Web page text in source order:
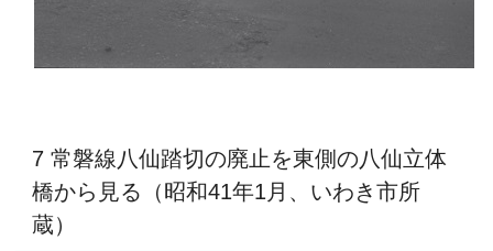
7 常磐線八仙踏切の廃止を東側の八仙立体
橋から見る（昭和41年1月、いわき市所
蔵）